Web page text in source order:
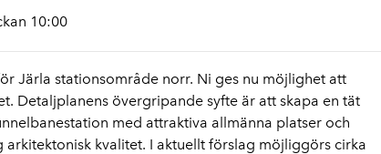
10:00
Järla stationsområde norr. Ni ges nu möjlighet att
Detaljplanens övergripande syfte är att skapa en tät
med attraktiva allmänna platser och
kvalitet. I aktuellt förslag möjliggörs cirka